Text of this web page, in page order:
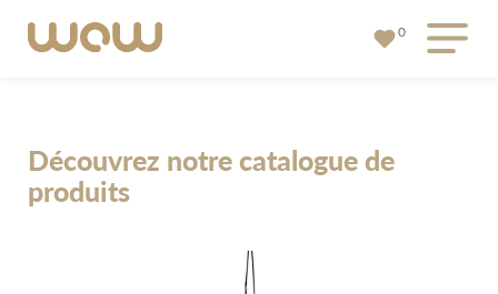
0
Découvrez notre catalogue de
produits